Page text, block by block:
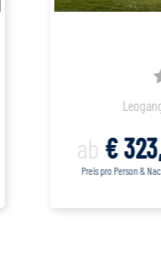
ab €
Preis pro Person &